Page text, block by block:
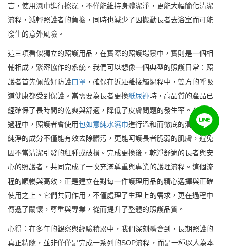
言，使用濕巾進行擦澡，不僅能維持身體潔淨，更能大幅簡化清潔
流程，減輕照護者的負擔，同時也減少了因搬動長者去浴室而可能
發生的意外風險。
這三項看似獨立的照護用品，在實際的照護場景中，實則是一個相
輔相成，緊密協作的系統。我們可以想像一個典型的照護日常：照
護者首先佩戴好防護口罩 ，確保在近距離接觸過程中，雙方的呼吸
道健康都受到保護。當需要為長者更換紙尿褲時，高品質的產品已
經確保了長時間的乾爽與舒適，降低了皮膚問題的發生率。在更換
過程中，照護者會使用包如意純水濕巾進行溫和而徹底的清潔，其
純淨的成分不僅能有效去除髒污，更能呵護長者脆弱的肌膚，避免
因不當清潔引發的紅腫或破損。完成更換後，乾淨舒適的長者與安
心的照護者，共同完成了一次充滿尊重與專業的護理流程。這個流
程的順暢與高效，正是建立在對每一件護理用品的精心選擇與正確
使用之上。它們共同作用，不僅處理了生理上的需求，更在過程中
傳遞了關懷，尊重與專業，從而提升了整體的照護品質。
心得：在多年的觀察與經驗積累中，我們深刻體會到，長期照護的
真正精髓，並非僅僅是完成一系列的SOP流程，而是一種以人為本